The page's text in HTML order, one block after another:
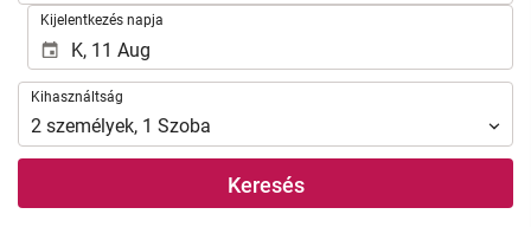
Kijelentkezés napja
Kihasználtság
Kihasználtság
2 személyek, 1 Szoba
Keresés